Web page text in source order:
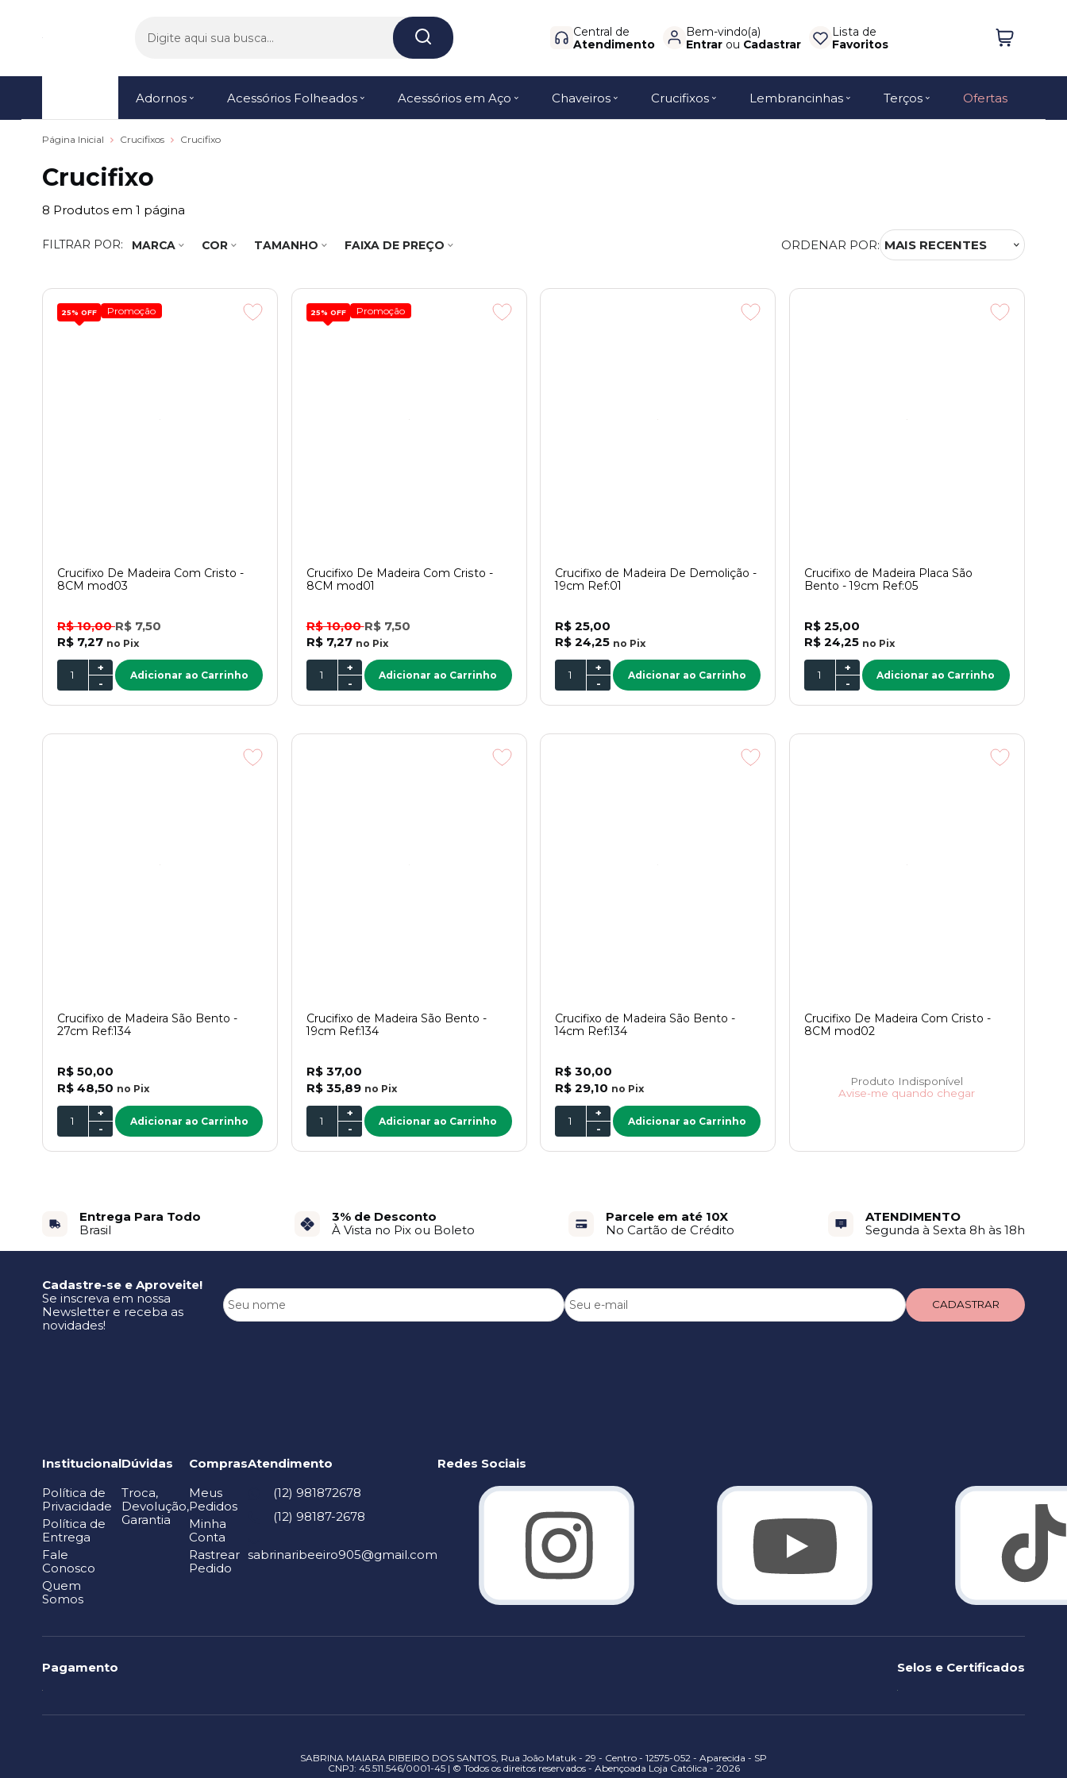
Central de
Atendimento
Bem-vindo(a)
Entrarou Cadastrar
Lista de
Favoritos
Adornos Acessórios Folheados Acessórios em Aço Chaveiros Crucifixos Lembrancinhas Terços Ofertas
Página Inicial Crucifixos Crucifixo
Crucifixo
8 Produtos em 1 página
FILTRAR POR: MARCA COR TAMANHO FAIXA DE PREÇO ORDENAR POR: MAIS RECENTES
25% OFF Promoção
Crucifixo De Madeira Com Cristo -
8CM mod03
R$ 10,00R$ 7,50
R$ 7,27 no Pix
-
+
Adicionar ao Carrinho
25% OFF Promoção
Crucifixo De Madeira Com Cristo -
8CM mod01
R$ 10,00R$ 7,50
R$ 7,27 no Pix
-
+
Adicionar ao Carrinho
Crucifixo de Madeira De Demolição -
19cm Ref:01
R$ 25,00
R$ 24,25 no Pix
-
+
Adicionar ao Carrinho
Crucifixo de Madeira Placa São
Bento - 19cm Ref:05
R$ 25,00
R$ 24,25 no Pix
-
+
Adicionar ao Carrinho
Crucifixo de Madeira São Bento -
27cm Ref:134
R$ 50,00
R$ 48,50 no Pix
-
+
Adicionar ao Carrinho
Crucifixo de Madeira São Bento -
19cm Ref:134
R$ 37,00
R$ 35,89 no Pix
-
+
Adicionar ao Carrinho
Crucifixo de Madeira São Bento -
14cm Ref:134
R$ 30,00
R$ 29,10 no Pix
-
+
Adicionar ao Carrinho
Crucifixo De Madeira Com Cristo -
8CM mod02
Produto Indisponível
Avise-me quando chegar
Entrega Para Todo
Brasil
3% de Desconto
À Vista no Pix ou Boleto
Parcele em até 10X
No Cartão de Crédito
ATENDIMENTO
Segunda à Sexta 8h às 18h
Cadastre-se e Aproveite!
Se inscreva em nossa
Newsletter e receba as
novidades!
CADASTRAR
Institucional
Política de
Privacidade
Política de
Entrega
Fale
Conosco
Quem
Somos
Dúvidas
Troca,
Devolução,
Garantia
Compras
Meus
Pedidos
Minha
Conta
Rastrear
Pedido
Atendimento
(12) 981872678
(12) 98187-2678
sabrinaribeeiro905@gmail.com
Redes Sociais
Pagamento Selos e Certificados
SABRINA MAIARA RIBEIRO DOS SANTOS, Rua João Matuk - 29 - Centro - 12575-052 - Aparecida - SP
CNPJ: 45.511.546/0001-45 | © Todos os direitos reservados - Abençoada Loja Católica - 2026